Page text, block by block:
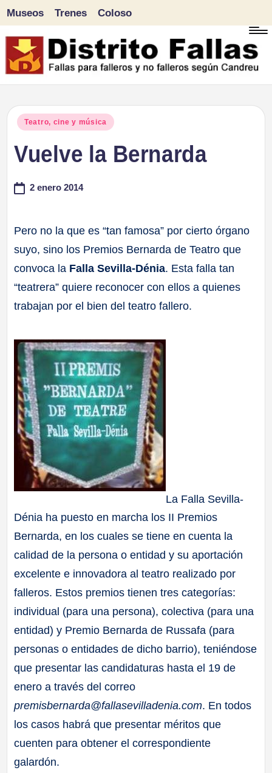
Saltar
al
Museos Trenes Coloso
Publicado
Teatro, cine y música
Vuelve la Bernarda
2 enero 2014
Pero no la que es “tan famosa” por cierto órgano
suyo, sino los Premios Bernarda de Teatro que
convoca la Falla Sevilla-Dénia. Esta falla tan
“teatrera” quiere reconocer con ellos a quienes
trabajan por el bien del teatro fallero.
La Falla Sevilla-
Dénia ha puesto en marcha los II Premios
Bernarda, en los cuales se tiene en cuenta la
calidad de la persona o entidad y su aportación
excelente e innovadora al teatro realizado por
falleros. Estos premios tienen tres categorías:
individual (para una persona), colectiva (para una
entidad) y Premio Bernarda de Russafa (para
personas o entidades de dicho barrio), teniéndose
que presentar las candidaturas hasta el 19 de
enero a través del correo
premisbernarda@fallasevilladenia.com. En todos
los casos habrá que presentar méritos que
cuenten para obtener el correspondiente
galardón.